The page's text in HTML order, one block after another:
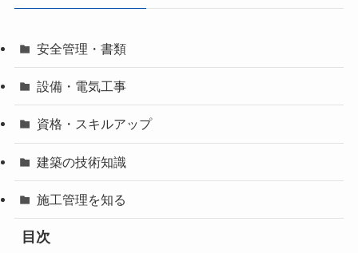
安全管理・書類
設備・電気工事
資格・スキルアップ
建築の技術知識
施工管理を知る
目次